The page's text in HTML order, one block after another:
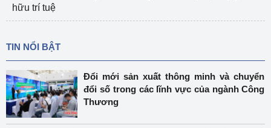
hữu trí tuệ
TIN NỔI BẬT
Đổi mới sản xuất thông minh và chuyển
đổi số trong các lĩnh vực của ngành Công
Thương